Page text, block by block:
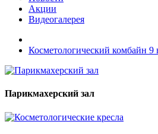
Акции
Видеогалерея
Косметологический комбайн 9
Парикмахерский зал